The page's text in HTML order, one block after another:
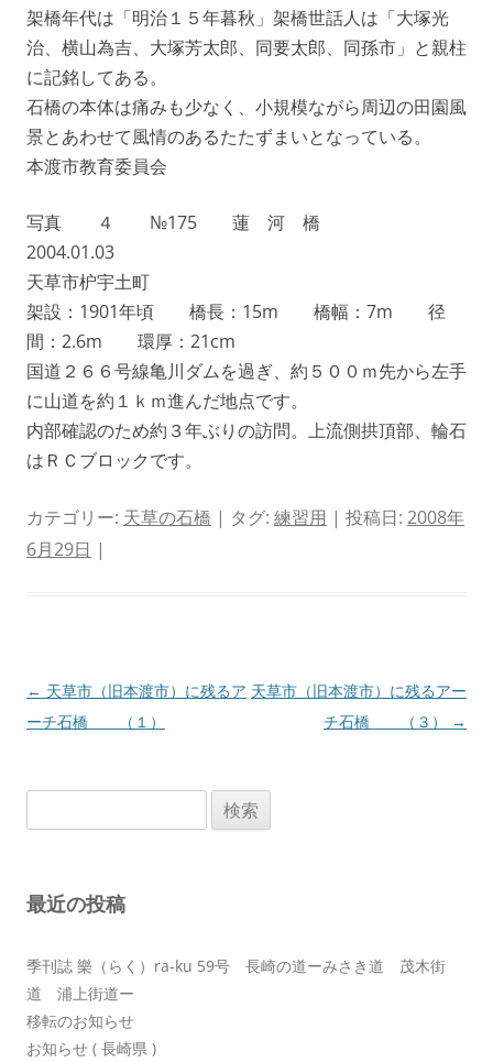
架橋年代は「明治１５年暮秋」架橋世話人は「大塚光
治、横山為吉、大塚芳太郎、同要太郎、同孫市」と親柱
に記銘してある。
石橋の本体は痛みも少なく、小規模ながら周辺の田園風
景とあわせて風情のあるたたずまいとなっている。
本渡市教育委員会
写真 ４ №175 蓮 河 橋
2004.01.03
天草市枦宇土町
架設：1901年頃 橋長：15m 橋幅：7m 径
間：2.6m 環厚：21cm
国道２６６号線亀川ダムを過ぎ、約５００ｍ先から左手
に山道を約１ｋｍ進んだ地点です。
内部確認のため約３年ぶりの訪問。上流側拱頂部、輪石
はＲＣブロックです。
カテゴリー: 天草の石橋 | タグ: 練習用 | 投稿日: 2008年
6月29日 |
投
稿
ョ
← 天草市（旧本渡市）に残るア
ーチ石橋 （１）
天草市（旧本渡市）に残るアー
チ石橋 （３）
→
索:
最近の投稿
季刊誌 樂（らく）ra-ku 59号 長崎の道ーみさき道 茂木街
道 浦上街道ー
移転のお知らせ
お知らせ ( 長崎県 )